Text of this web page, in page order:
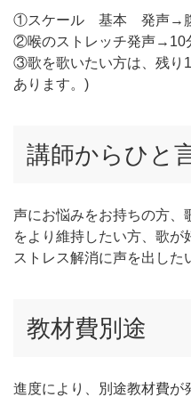
①スケール 基本 発声→
②喉のストレッチ発声→10
③歌を歌いたい方は、残
あります。)
講師からひと
声にお悩みをお持ちの方、
をより維持したい方、歌が
ストレス解消に声を出した
教材費別途
進度により、別途教材費が